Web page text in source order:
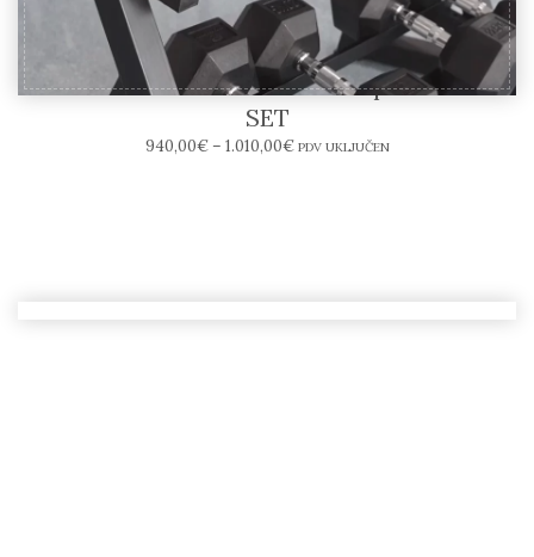
Fitness Tech – stalak sa 8 ili 9 pari bučica
SET
940,00€– 1.010,00€ PDV UKLJUČEN